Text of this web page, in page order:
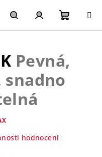
HledatPřihlášení
košík
Pevná,
hodnocení